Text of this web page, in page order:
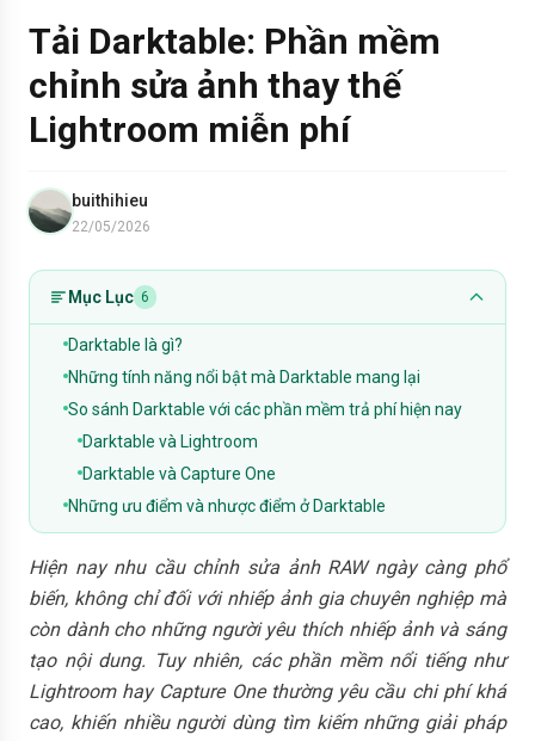
Tải Darktable: Phần mềm
chỉnh sửa ảnh thay thế
Lightroom miễn phí
buithihieu
22/05/2026
Mục Lục 6
Darktable là gì?
Những tính năng nổi bật mà Darktable mang lại
So sánh Darktable với các phần mềm trả phí hiện nay
Darktable và Lightroom
Darktable và Capture One
Những ưu điểm và nhược điểm ở Darktable
Hiện nay nhu cầu chỉnh sửa ảnh RAW ngày càng phổ
biến, không chỉ đối với nhiếp ảnh gia chuyên nghiệp mà
còn dành cho những người yêu thích nhiếp ảnh và sáng
tạo nội dung. Tuy nhiên, các phần mềm nổi tiếng như
Lightroom hay Capture One thường yêu cầu chi phí khá
cao, khiến nhiều người dùng tìm kiếm những giải pháp